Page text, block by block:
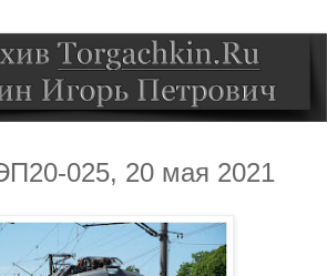
025, 20 мая 2021